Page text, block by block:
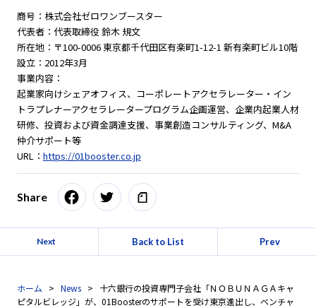
商号：株式会社ゼロワンブースター
代表者：代表取締役 鈴木 規文
所在地：〒100-0006 東京都千代田区有楽町1-12-1 新有楽町ビル10階
設立：2012年3月
事業内容：
起業家向けシェアオフィス、コーポレートアクセラレーター・イン
トラプレナーアクセラレータープログラム企画運営、企業内起業人材
研修、投資および資金調達支援、事業創造コンサルティング、M&A
仲介サポート等
URL： https://01booster.co.jp
Share
Next Back to List Prev
ホーム News
十六銀行の投資専門子会社「ＮＯＢＵＮＡＧＡキャ
ピタルビレッジ」が、01Boosterのサポートを受け東京進出し、ベンチャ